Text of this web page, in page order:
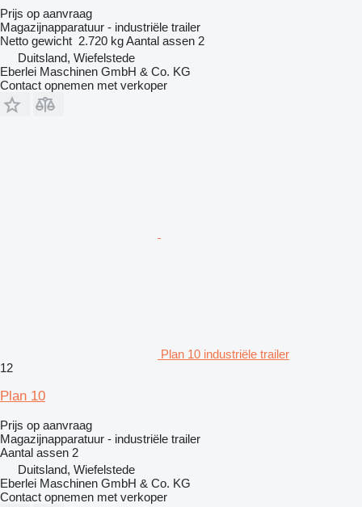
Prijs op aanvraag
Magazijnapparatuur - industriële trailer
Netto gewicht 2.720 kgAantal assen 2
Duitsland, Wiefelstede
Eberlei Maschinen GmbH & Co. KG
Contact opnemen met verkoper
Plan 10 industriële trailer
12
Plan 10
Prijs op aanvraag
Magazijnapparatuur - industriële trailer
Aantal assen 2
Duitsland, Wiefelstede
Eberlei Maschinen GmbH & Co. KG
Contact opnemen met verkoper